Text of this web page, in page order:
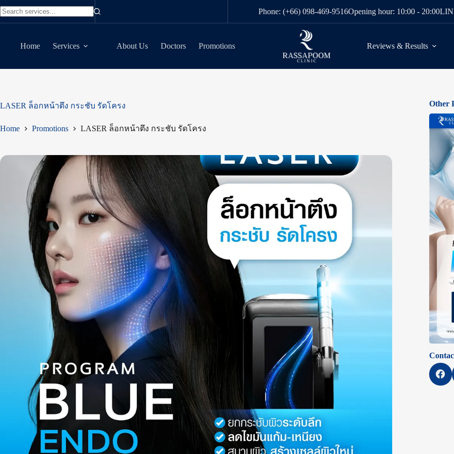
to
content
Phone: (+66) 098-469-9516Opening hour: 10:00 - 20:00
Home Services About Us Doctors Promotions Reviews & Results
LASER ล็อกหน้าตึง กระชับ รัดโครง
Home Promotions LASER ล็อกหน้าตึง กระชับ รัดโครง
Other